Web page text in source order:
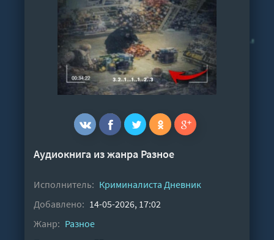
Аудиокнига из жанра Разное
Исполнитель: Криминалиста Дневник
Добавлено: 14-05-2026, 17:02
Жанр: Разное